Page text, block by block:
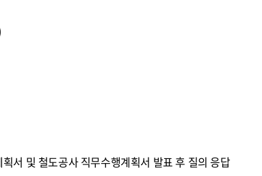
서 및 철도공사 직무수행계획서 발표 후 질의 응답